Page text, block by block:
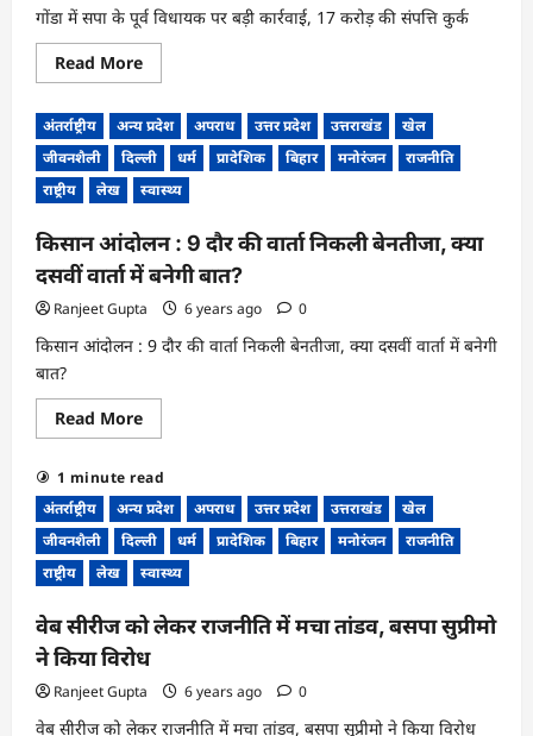
गोंडा में सपा के पूर्व विधायक पर बड़ी कार्रवाई, 17 करोड़ की संपत्ति कुर्क
Read MoreRead
more
गोंडा
में
सपा
के
पूर्व
विधायक
पर
कार्रवाई,
17
करोड़
संपत्ति
अंतर्राष्ट्रीय अन्य प्रदेश अपराध उत्तर प्रदेश उत्तराखंड
खेल
जीवनशैली
दिल्ली धर्म प्रादेशिक बिहार मनोरंजन
राजनीति
राष्ट्रीय
लेख स्वास्थ्य
किसान आंदोलन : 9 दौर की वार्ता निकली बेनतीजा, क्या
दसवीं वार्ता में बनेगी बात?
Ranjeet Gupta 6 years ago 0
किसान आंदोलन : 9 दौर की वार्ता निकली बेनतीजा, क्या दसवीं वार्ता में बनेगी
बात?
Read MoreRead
more
किसान
आंदोलन
:
9
दौर
की
वार्ता
निकली
क्या
दसवीं
वार्ता
में
बनेगी
बात?
1 minute read
अंतर्राष्ट्रीय
अन्य प्रदेश अपराध उत्तर प्रदेश उत्तराखंड
खेल
जीवनशैली
दिल्ली धर्म प्रादेशिक बिहार मनोरंजन
राजनीति
राष्ट्रीय
लेख स्वास्थ्य
वेब सीरीज को लेकर राजनीति में मचा तांडव, बसपा सुप्रीमो
ने किया विरोध
Ranjeet Gupta 6 years ago 0
वेब सीरीज को लेकर राजनीति में मचा तांडव, बसपा सुप्रीमो ने किया विरोध